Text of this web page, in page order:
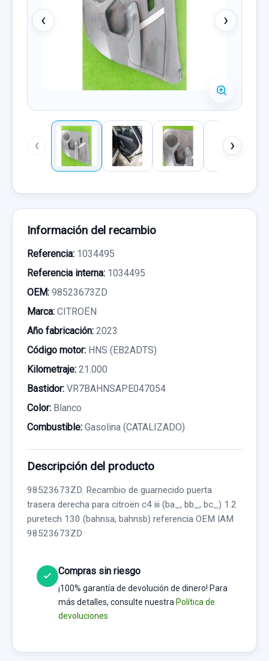
‹ ›
‹ ›
Información del recambio
Referencia: 1034495
Referencia interna: 1034495
OEM: 98523673ZD
Marca: CITROËN
Año fabricación: 2023
Código motor: HNS (EB2ADTS)
Kilometraje: 21.000
Bastidor: VR7BAHNSAPE047054
Color: Blanco
Combustible: Gasolina (CATALIZADO)
Descripción del producto
98523673ZD. Recambio de guarnecido puerta
trasera derecha para citroën c4 iii (ba_, bb_, bc_) 1.2
puretech 130 (bahnsa, bahnsb) referencia OEM IAM
98523673ZD
Compras sin riesgo
¡100% garantía de devolución de dinero! Para
más detalles, consulte nuestra Política de
devoluciones